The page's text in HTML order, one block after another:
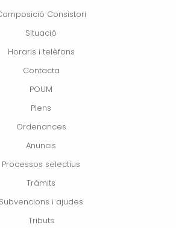
Consistori
Situació
Horaris i telèfons
Contacta
POUM
Plens
Ordenances
Anuncis
Processos selectius
Tràmits
Subvencions i ajudes
Tributs